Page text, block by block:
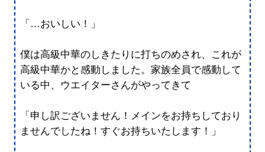
「…おいしい！」
僕は高級中華のしきたりに打ちのめされ、これが
高級中華かと感動しました。家族全員で感動して
いる中、ウエイターさんがやってきて
「申し訳ございません！メインをお持ちしており
ませんでしたね！すぐお持ちいたします！」